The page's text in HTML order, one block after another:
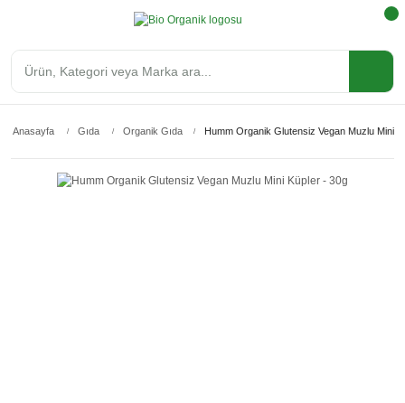
Anasayfa Gıda Organik Gıda Humm Organik Glutensiz Vegan Muzlu Mini